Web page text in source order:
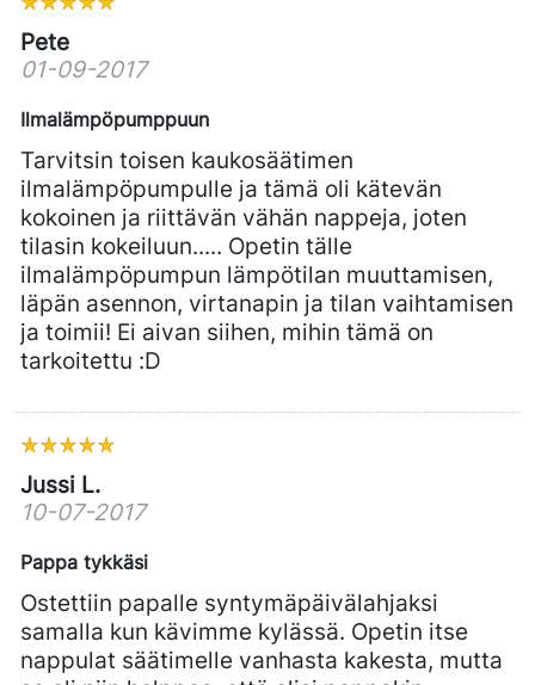
Pete
01-09-2017
Ilmalämpöpumppuun
Tarvitsin toisen kaukosäätimen
ilmalämpöpumpulle ja tämä oli kätevän
kokoinen ja riittävän vähän nappeja, joten
tilasin kokeiluun..... Opetin tälle
ilmalämpöpumpun lämpötilan muuttamisen,
läpän asennon, virtanapin ja tilan vaihtamisen
ja toimii! Ei aivan siihen, mihin tämä on
tarkoitettu :D
Jussi L.
10-07-2017
Pappa tykkäsi
Ostettiin papalle syntymäpäivälahjaksi
samalla kun kävimme kylässä. Opetin itse
nappulat säätimelle vanhasta kakesta, mutta